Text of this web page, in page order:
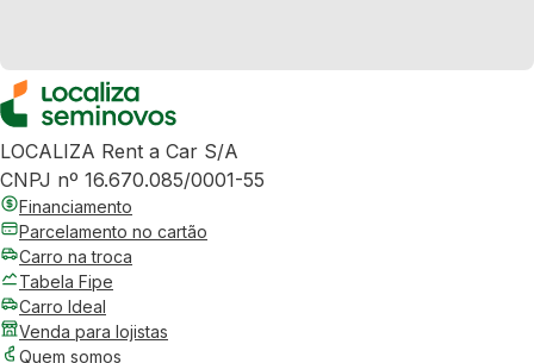
LOCALIZA Rent a Car S/A
CNPJ nº 16.670.085/0001-55
Financiamento
Parcelamento no cartão
Carro na troca
Tabela Fipe
Carro Ideal
Venda para lojistas
Quem somos